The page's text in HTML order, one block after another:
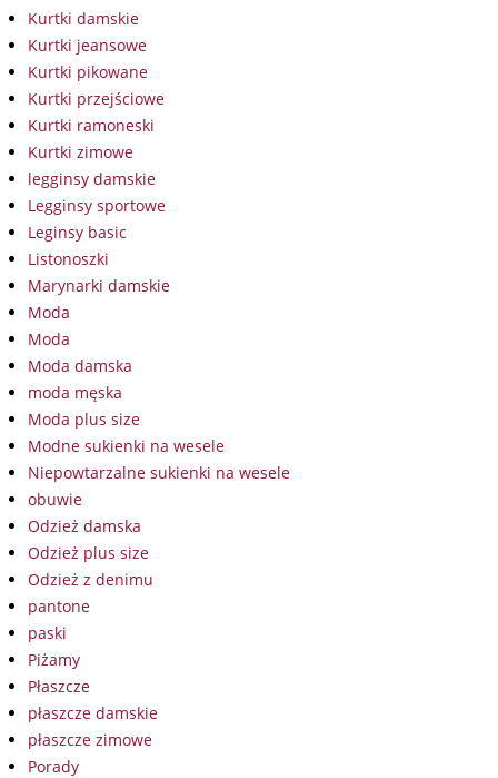
Kurtki damskie
Kurtki jeansowe
Kurtki pikowane
Kurtki przejściowe
Kurtki ramoneski
Kurtki zimowe
legginsy damskie
Legginsy sportowe
Leginsy basic
Listonoszki
Marynarki damskie
Moda
Moda
Moda damska
moda męska
Moda plus size
Modne sukienki na wesele
Niepowtarzalne sukienki na wesele
obuwie
Odzież damska
Odzież plus size
Odzież z denimu
pantone
paski
Piżamy
Płaszcze
płaszcze damskie
płaszcze zimowe
Porady